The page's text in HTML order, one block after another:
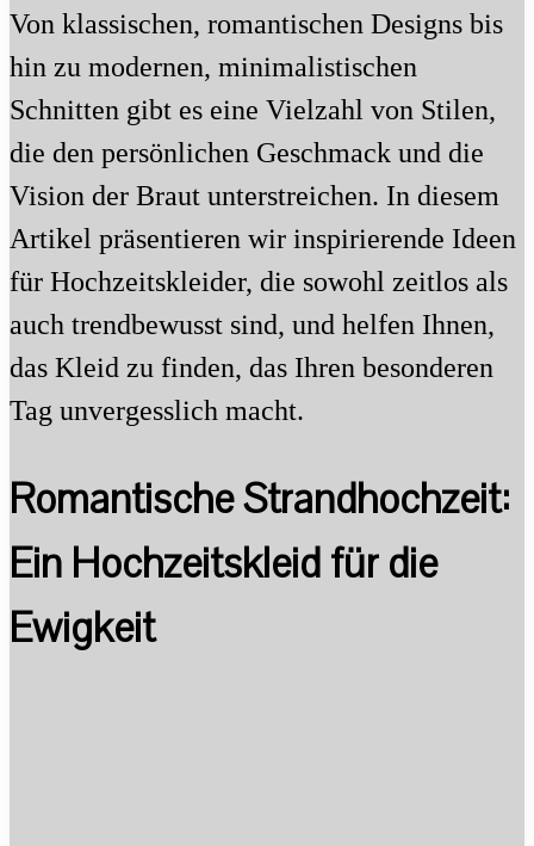
Von klassischen, romantischen Designs bis
hin zu modernen, minimalistischen
Schnitten gibt es eine Vielzahl von Stilen,
die den persönlichen Geschmack und die
Vision der Braut unterstreichen. In diesem
Artikel präsentieren wir inspirierende Ideen
für Hochzeitskleider, die sowohl zeitlos als
auch trendbewusst sind, und helfen Ihnen,
das Kleid zu finden, das Ihren besonderen
Tag unvergesslich macht.
Romantische Strandhochzeit:
Ein Hochzeitskleid für die
Ewigkeit